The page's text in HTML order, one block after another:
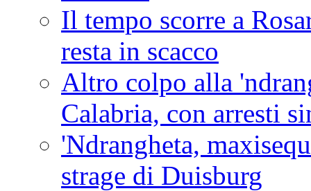
Il tempo scorre a
resta in scacco
Altro colpo alla
Calabria, con arresti
'Ndrangheta,
strage di Duisburg